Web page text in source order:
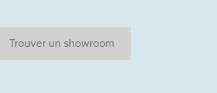
Trouver un showroom